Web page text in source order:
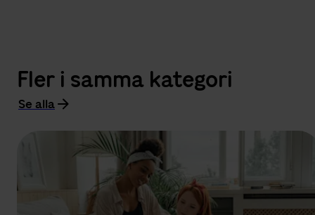
Fler i samma kategori
Se alla